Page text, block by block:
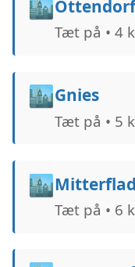
🏙️
Tæt på • 4
🏙️Gnies
Tæt på • 5
🏙️
Tæt på • 6